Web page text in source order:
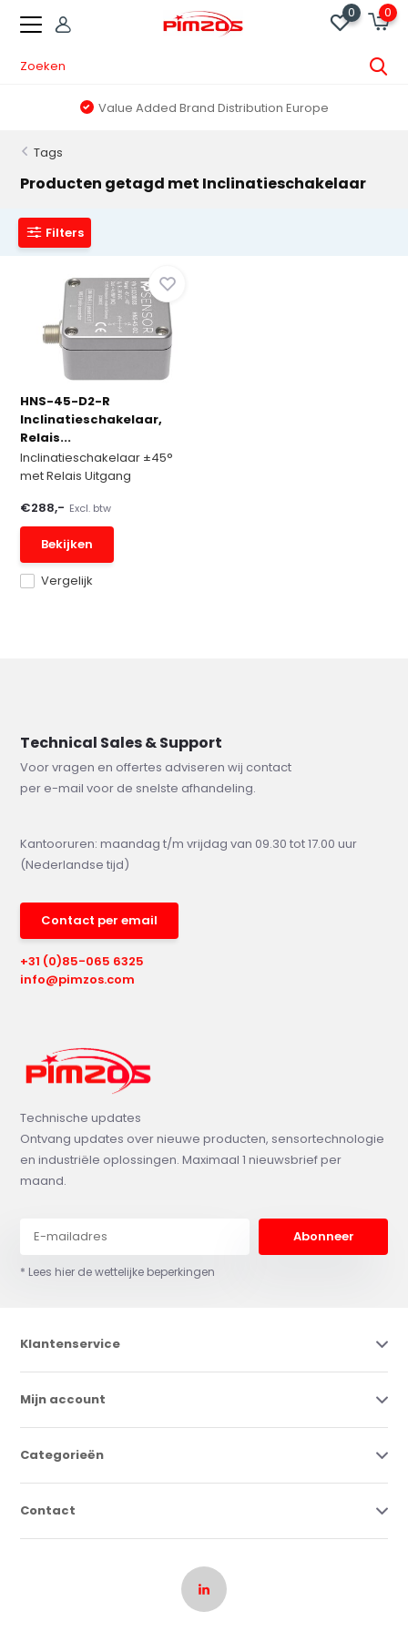
0 0
Value Added Brand Distribution Europe
Tags
Producten getagd met Inclinatieschakelaar
Filters
HNS-45-D2-R
Inclinatieschakelaar,
Relais...
Inclinatieschakelaar ±45°
met Relais Uitgang
Vergelijk
€288,- Excl. btw
Bekijken
Technical Sales & Support
Voor vragen en offertes adviseren wij contact
per e-mail voor de snelste afhandeling.
Kantooruren: maandag t/m vrijdag van 09.30 tot 17.00 uur
(Nederlandse tijd)
Contact per email
+31 (0)85-065 6325
info@pimzos.com
Technische updates
Ontvang updates over nieuwe producten, sensortechnologie
en industriële oplossingen. Maximaal 1 nieuwsbrief per
maand.
Abonneer
* Lees hier de wettelijke beperkingen
Klantenservice
Mijn account
Categorieën
Contact